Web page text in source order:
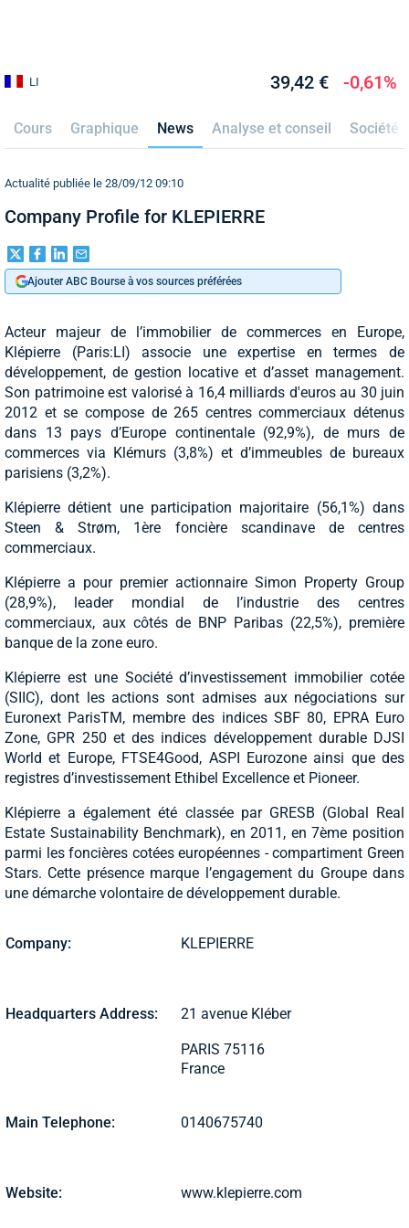
LI 39,42 € -0,61%
Cours Graphique News Analyse et conseil Société
Actualité publiée le 28/09/12 09:10
Company Profile for KLEPIERRE
Ajouter ABC Bourse à vos sources préférées
Acteur majeur de l’immobilier de commerces en Europe,
Klépierre (Paris:LI) associe une expertise en termes de
développement, de gestion locative et d’asset management.
Son patrimoine est valorisé à 16,4 milliards d'euros au 30 juin
2012 et se compose de 265 centres commerciaux détenus
dans 13 pays d’Europe continentale (92,9%), de murs de
commerces via Klémurs (3,8%) et d’immeubles de bureaux
parisiens (3,2%).
Klépierre détient une participation majoritaire (56,1%) dans
Steen & Strøm, 1ère foncière scandinave de centres
commerciaux.
Klépierre a pour premier actionnaire Simon Property Group
(28,9%), leader mondial de l’industrie des centres
commerciaux, aux côtés de BNP Paribas (22,5%), première
banque de la zone euro.
Klépierre est une Société d’investissement immobilier cotée
(SIIC), dont les actions sont admises aux négociations sur
Euronext ParisTM, membre des indices SBF 80, EPRA Euro
Zone, GPR 250 et des indices développement durable DJSI
World et Europe, FTSE4Good, ASPI Eurozone ainsi que des
registres d’investissement Ethibel Excellence et Pioneer.
Klépierre a également été classée par GRESB (Global Real
Estate Sustainability Benchmark), en 2011, en 7ème position
parmi les foncières cotées européennes - compartiment Green
Stars. Cette présence marque l’engagement du Groupe dans
une démarche volontaire de développement durable.
Company: KLEPIERRE
Headquarters Address: 21 avenue Kléber
PARIS 75116
France
Main Telephone: 0140675740
Website: www.klepierre.com